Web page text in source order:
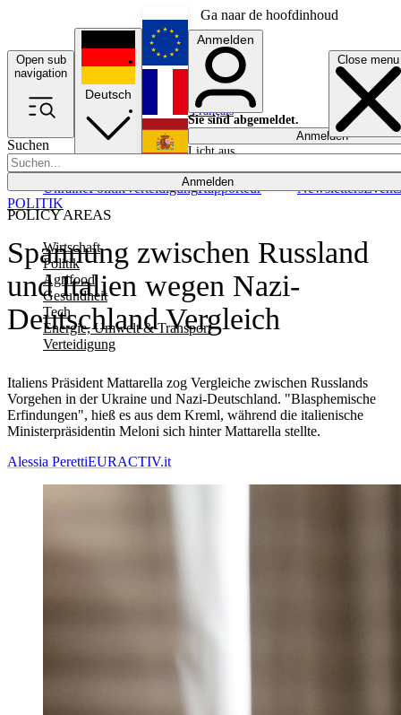
Ga naar de hoofdinhoud
Open sub
navigation
Close menu
Suchen
Anmelden
POLICY AREAS
Wirtschaft
Politik
Agrifood
Gesundheit
Tech
Energie, Umwelt & Transport
Verteidigung
UkrainePolitikVerteidigungRapporteur NewslettersEvents
Deutsch
English
Français
Anmelden
Sie sind abgemeldet.
Anmelden
Licht aus
Spannung zwischen Russland
und Italien wegen Nazi-
Deutschland Vergleich
Italiens Präsident Mattarella zog Vergleiche zwischen Russlands
Vorgehen in der Ukraine und Nazi-Deutschland. "Blasphemische
Erfindungen", hieß es aus dem Kreml, während die italienische
Ministerpräsidentin Meloni sich hinter Mattarella stellte.
POLITIK
Alessia PerettiEURACTIV.it